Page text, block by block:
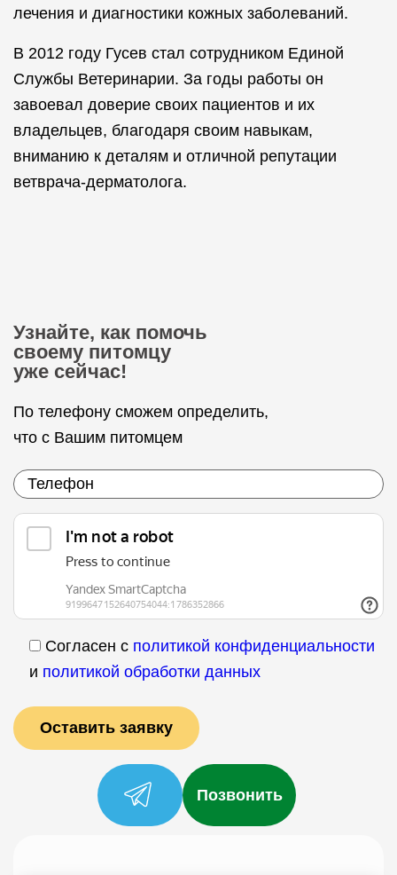
лечения и диагностики кожных заболеваний.
В 2012 году Гусев стал сотрудником Единой
Службы Ветеринарии. За годы работы он
завоевал доверие своих пациентов и их
владельцев, благодаря своим навыкам,
вниманию к деталям и отличной репутации
ветврача-дерматолога.
Узнайте, как помочь
своему питомцу
уже сейчас!
По телефону сможем определить,
что с Вашим питомцем
Согласен с политикой конфиденциальности
и политикой обработки данных
Позвонить